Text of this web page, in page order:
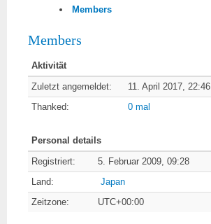
Members
Members
Aktivität
Zuletzt angemeldet:
11. April 2017, 22:46
Thanked:
0 mal
Personal details
Registriert:
5. Februar 2009, 09:28
Land:
Japan
Zeitzone:
UTC+00:00